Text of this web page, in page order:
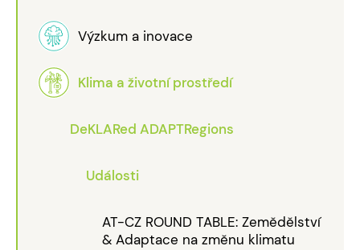
Výzkum a inovace
Klima a životní prostředí
DeKLARed ADAPTRegions
Události
AT-CZ ROUND TABLE: Zemědělství
& Adaptace na změnu klimatu